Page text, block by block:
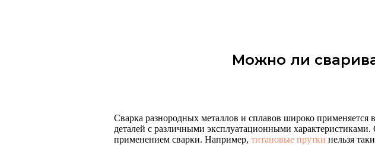
Можно ли
Сварка разнородных металлов и сплавов широко
деталей с различными эксплуатационными
применением сварки. Например, титановые прутки нельзя